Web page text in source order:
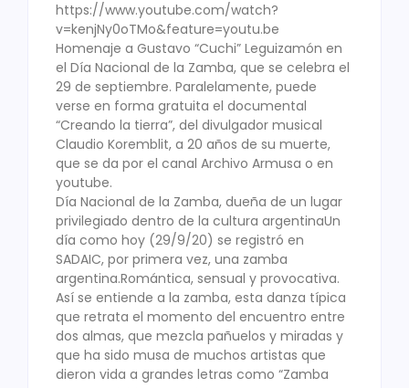
https://www.youtube.com/watch?
v=kenjNy0oTMo&feature=youtu.be
Homenaje a Gustavo “Cuchi” Leguizamón en
el Día Nacional de la Zamba, que se celebra el
29 de septiembre. Paralelamente, puede
verse en forma gratuita el documental
“Creando la tierra”, del divulgador musical
Claudio Koremblit, a 20 años de su muerte,
que se da por el canal Archivo Armusa o en
youtube.
Día Nacional de la Zamba, dueña de un lugar
privilegiado dentro de la cultura argentinaUn
día como hoy (29/9/20) se registró en
SADAIC, por primera vez, una zamba
argentina.Romántica, sensual y provocativa.
Así se entiende a la zamba, esta danza típica
que retrata el momento del encuentro entre
dos almas, que mezcla pañuelos y miradas y
que ha sido musa de muchos artistas que
dieron vida a grandes letras como “Zamba